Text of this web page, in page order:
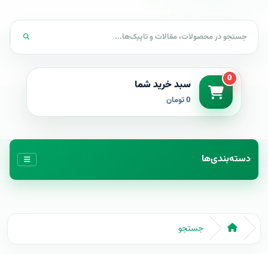
0 سبد خرید شما
0 تومان
دسته‌بندی‌ها
جستجو